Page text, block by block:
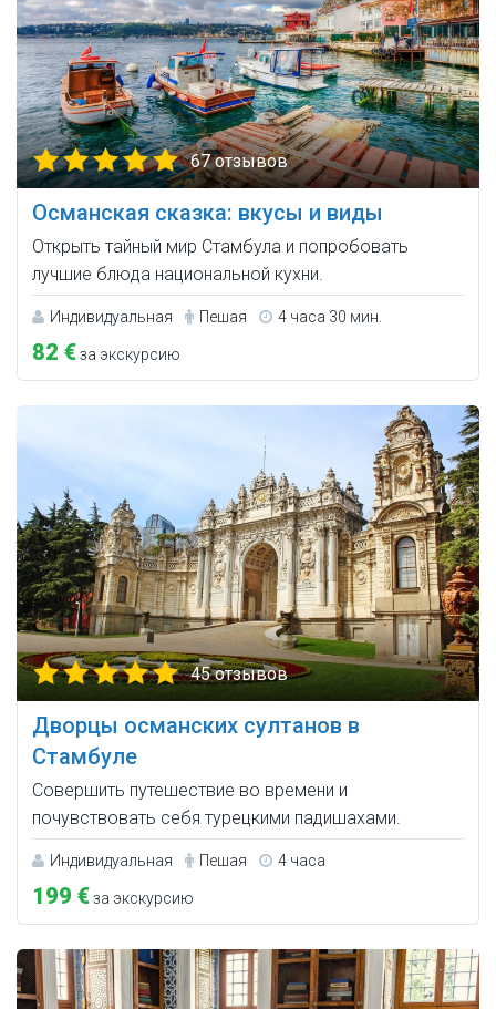
67 отзывов
Османская сказка: вкусы и виды
Открыть тайный мир Стамбула и попробовать
лучшие блюда национальной кухни.
Индивидуальная Пешая 4 часа 30 мин.
82 €за экскурсию
45 отзывов
Дворцы османских султанов в
Стамбуле
Совершить путешествие во времени и
почувствовать себя турецкими падишахами.
Индивидуальная Пешая 4 часа
199 €за экскурсию